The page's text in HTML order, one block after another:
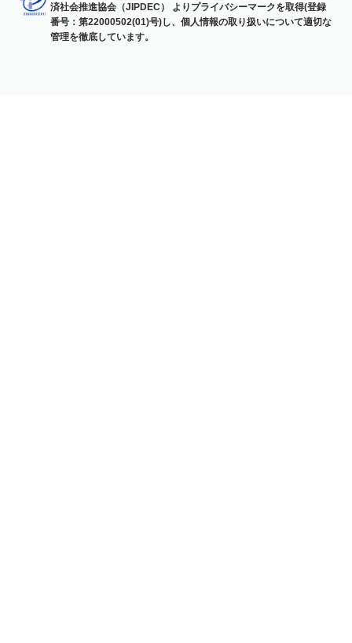
済社会推進協会（JIPDEC） よりプライバシーマークを取得(登録
番号：第22000502(01)号)し、個人情報の取り扱いについて適切な
管理を徹底しています。